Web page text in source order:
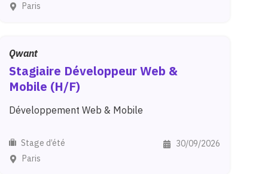
Paris
Qwant
Stagiaire DéveloppeurWeb &
Mobile (H/F)
Développement Web & Mobile
Stage d’été
30/09/2026
Paris